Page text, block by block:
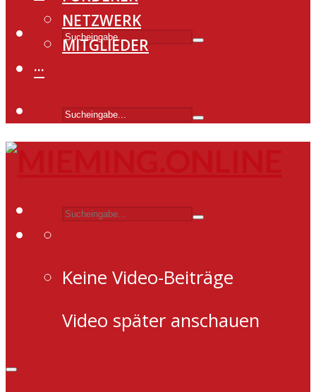
NETZWERK
MITGLIEDER
···
Keine Video-Beiträge
Video später anschauen